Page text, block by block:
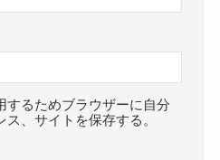
するためブラウザーに自分
、サイトを保存する。